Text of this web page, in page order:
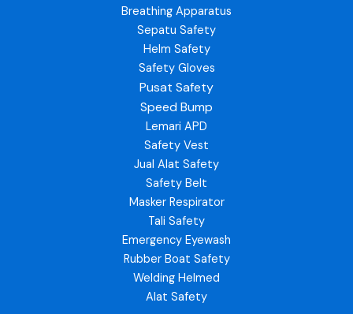
Breathing Apparatus
Sepatu Safety
Helm Safety
Safety Gloves
Pusat Safety
Speed Bump
Lemari APD
Safety Vest
Jual Alat Safety
Safety Belt
Masker Respirator
Tali Safety
Emergency Eyewash
Rubber Boat Safety
Welding Helmed
Alat Safety